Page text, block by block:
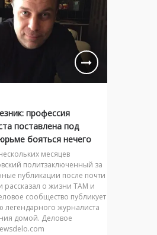
профессия
поставлена под
бояться нечего
месяцев
политзаключенный за
публикации после почти
рассказал о жизни ТАМ и
сообщество публикует
легендарного журналиста
домой. Деловое